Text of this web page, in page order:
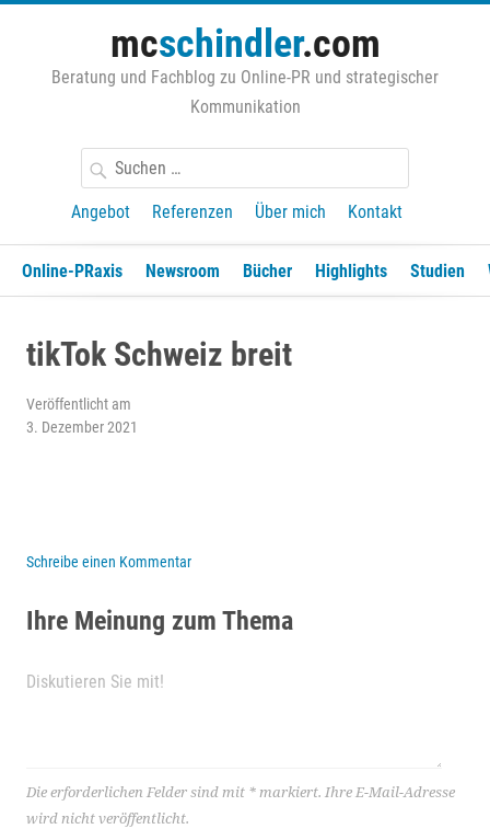
springen
mcschindler.com
Beratung und Fachblog zu Online-PR und strategischer
Kommunikation
Suchen
nach:
Angebot
Referenzen Über mich Kontakt
Online-PRaxis Newsroom Bücher Highlights Studien
tikTok Schweiz breit
Veröffentlicht am
3. Dezember 2021
Schreibe einen Kommentar
Ihre Meinung zum Thema
Die erforderlichen Felder sind mit *markiert. Ihre E-Mail-Adresse
wird nicht veröffentlicht.